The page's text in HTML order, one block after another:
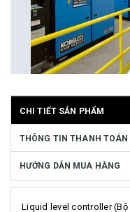
CHI TIẾT SẢN PHẨM
THÔNG TIN THANH TOÁN
HƯỚNG DẪN MUA HÀNG
Liquid level controller